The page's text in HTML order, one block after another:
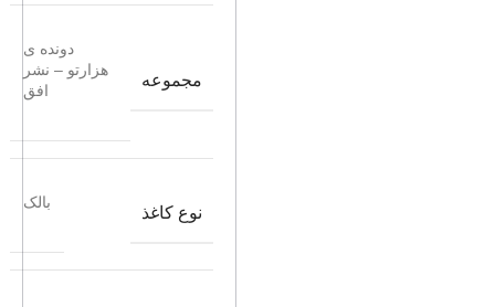
مجموعه
دونده ی
هزارتو – نشر
افق
نوع کاغذ
بالک